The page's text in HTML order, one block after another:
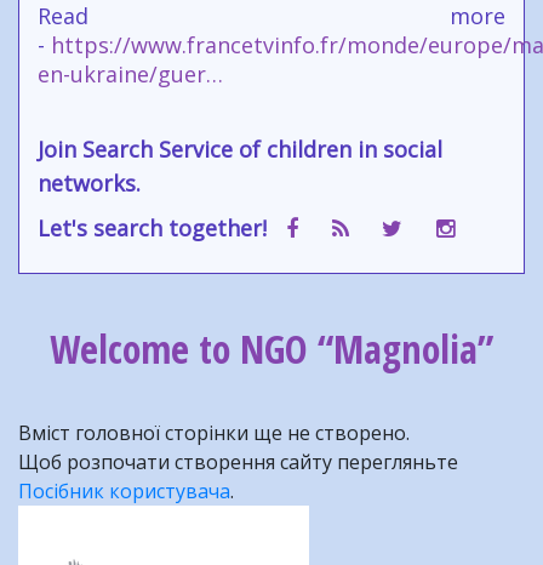
Read more
- https://www.francetvinfo.fr/monde/europe/
en-ukraine/guer…
Join Search Service of children in social
networks.
Let's search together!
Welcome to NGO “Magnolia”
Вміст головної сторінки ще не створено.
Щоб розпочати створення сайту перегляньте
Посібник користувача.